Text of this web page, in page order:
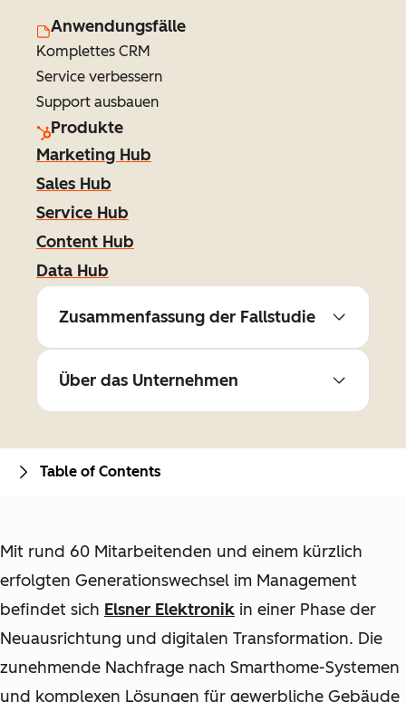
Anwendungsfälle
Komplettes CRM
Service verbessern
Support ausbauen
Produkte
Marketing Hub
Sales Hub
Service Hub
Content Hub
Data Hub
Zusammenfassung der Fallstudie
Über das Unternehmen
Mit rund 60 Mitarbeitenden und einem kürzlich
erfolgten Generationswechsel im Management
befindet sich Elsner Elektronik in einer Phase der
Neuausrichtung und digitalen Transformation. Die
zunehmende Nachfrage nach Smarthome-Systemen
und komplexen Lösungen für gewerbliche Gebäude
Table of Contents